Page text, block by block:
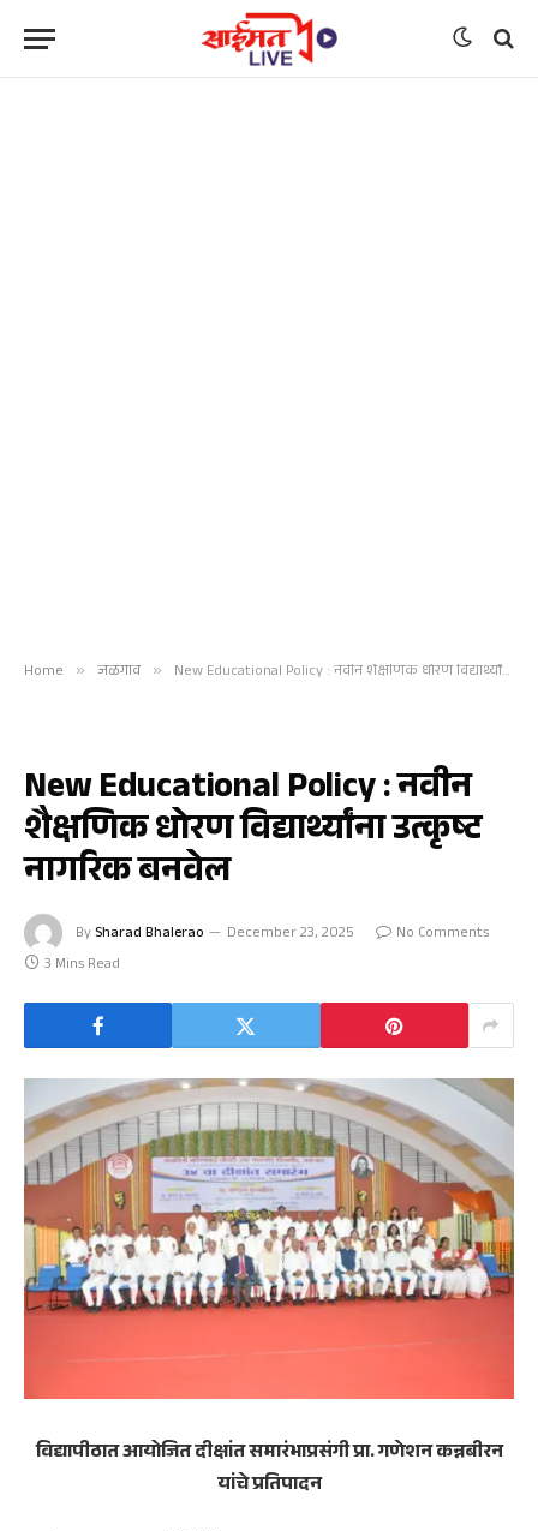
Home » जळगाव » New Educational Policy : नवीन शैक्षणिक धोरण विद्यार्थ्यांना उत्कृष्ट नागरिक बनवेल
New Educational Policy : नवीन
शैक्षणिक धोरण विद्यार्थ्यांना उत्कृष्ट
नागरिक बनवेल
By Sharad Bhalerao December 23, 2025
No Comments
3 Mins Read
विद्यापीठात आयोजित दीक्षांत समारंभाप्रसंगी प्रा. गणेशन कन्नबीरन
यांचे प्रतिपादन